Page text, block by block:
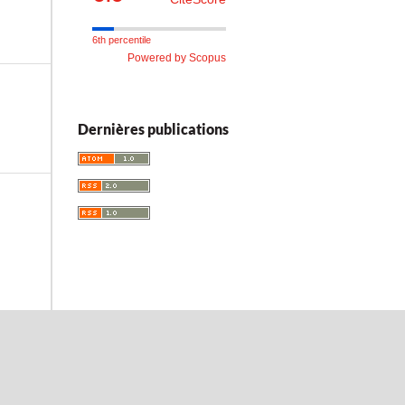
6th percentile
Powered by Scopus
Dernières publications